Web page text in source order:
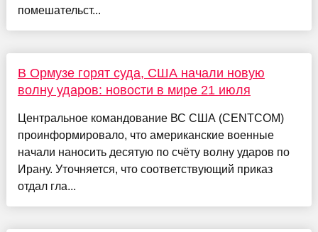
помешательст...
В Ормузе горят суда, США начали новую
волну ударов: новости в мире 21 июля
Центральное командование ВС США (CENTCOM)
проинформировало, что американские военные
начали наносить десятую по счёту волну ударов по
Ирану. Уточняется, что соответствующий приказ
отдал гла...